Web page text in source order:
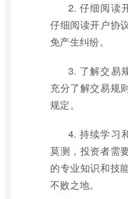
2. 仔细阅读
仔细阅读开户协
免产生纠纷。
3. 了解交易
充分了解交易规
规定。
4. 持续学习
莫测，投资者需
的专业知识和技
不败之地。